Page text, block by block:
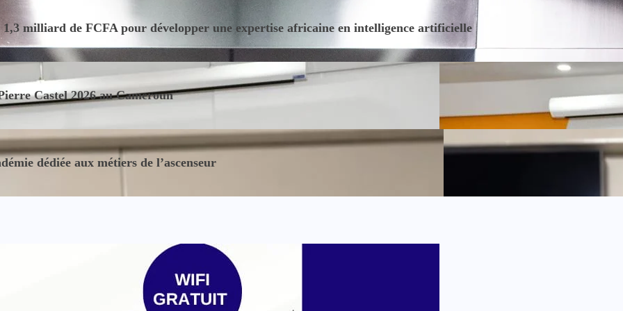
milliard de FCFA pour développer une expertise africaine en intelligence artificielle
Castel 2026 au Cameroun
dédiée aux métiers de l’ascenseur